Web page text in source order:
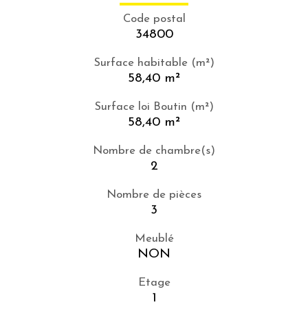
Code postal
34800
Surface habitable (m²)
58,40 m²
Surface loi Boutin (m²)
58,40 m²
Nombre de chambre(s)
2
Nombre de pièces
3
Meublé
NON
Etage
1